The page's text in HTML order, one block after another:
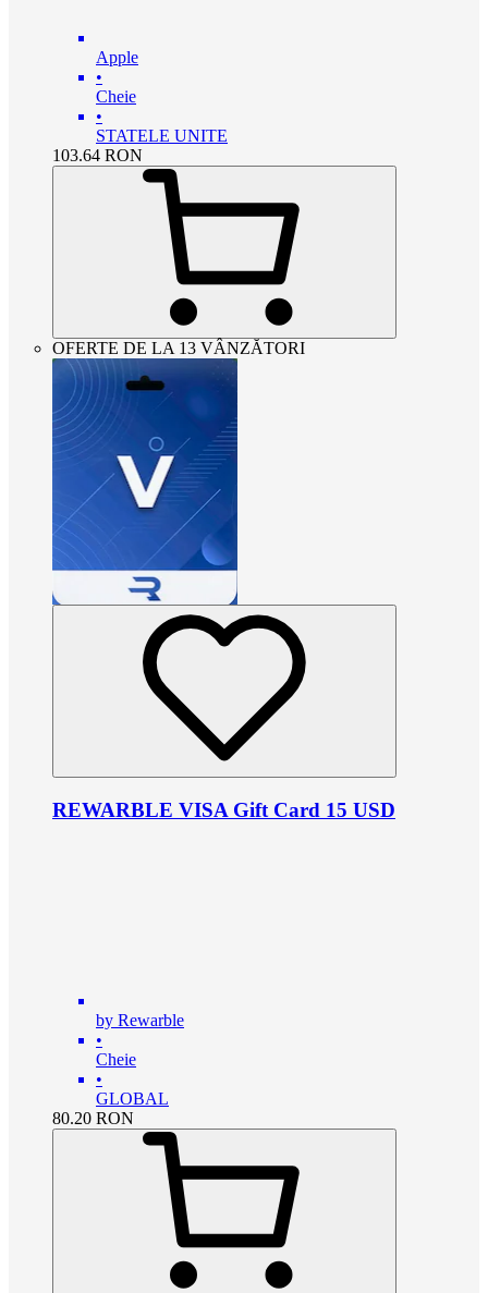
Apple
•
Cheie
•
STATELE UNITE
103.64 RON
OFERTE DE LA 13 VÂNZĂTORI
REWARBLE VISA Gift Card 15 USD
by Rewarble
•
Cheie
•
GLOBAL
80.20 RON